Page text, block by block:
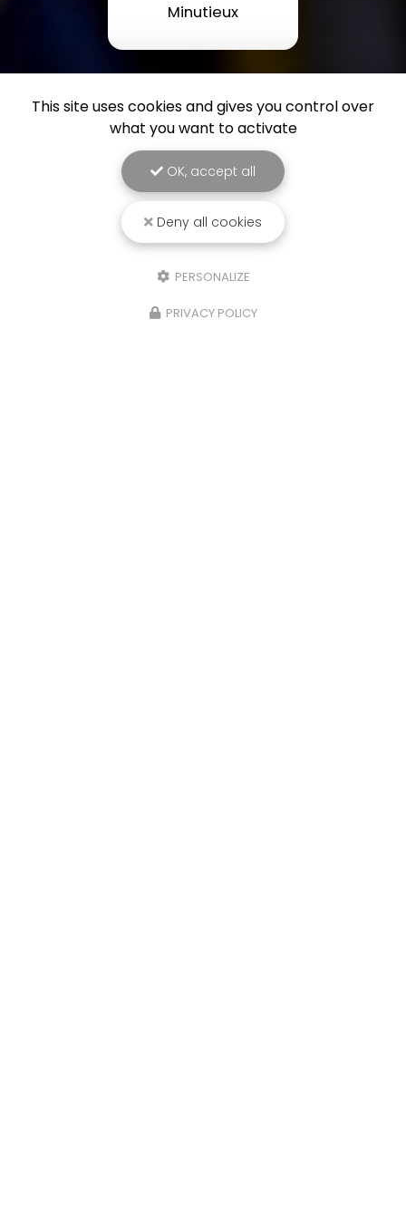
Minutieux
This site uses cookies and gives you control over
what you want to activate
OK, accept all
Deny all cookies
PERSONALIZE
PRIVACY POLICY